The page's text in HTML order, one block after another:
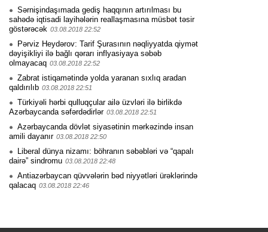
Sərnişindaşımada gediş haqqının artırılması bu
sahədə iqtisadi layihələrin reallaşmasına müsbət təsir
göstərəcək 03.08.2018 22:52
Pərviz Heydərov: Tarif Şurasının nəqliyyatda qiymət
dəyişikliyi ilə bağlı qərarı inflyasiyaya səbəb
olmayacaq 03.08.2018 22:52
Zabrat istiqamətində yolda yaranan sıxlıq aradan
qaldırılıb 03.08.2018 22:51
Türkiyəli hərbi qulluqçular ailə üzvləri ilə birlikdə
Azərbaycanda səfərdədirlər 03.08.2018 22:51
Azərbaycanda dövlət siyasətinin mərkəzində insan
amili dayanır 03.08.2018 22:50
Liberal dünya nizamı: böhranın səbəbləri və “qapalı
dairə” sindromu 03.08.2018 22:48
Antiazərbaycan qüvvələrin bəd niyyətləri ürəklərində
qalacaq 03.08.2018 22:46